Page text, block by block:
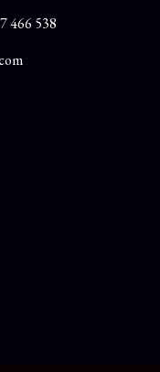
466 538